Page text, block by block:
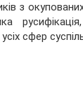
з
сфер